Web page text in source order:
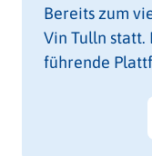
Bereits zum
Vin Tulln statt.
führende